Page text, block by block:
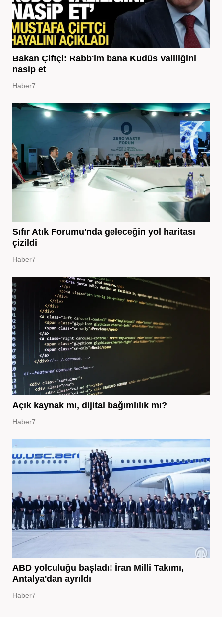
Bakan Çiftçi: Rabb'im bana Kudüs Valiliğini
nasip et
Haber7
Sıfır Atık Forumu'nda geleceğin yol haritası
çizildi
Haber7
Açık kaynak mı, dijital bağımlılık mı?
Haber7
ABD yolculuğu başladı! İran Milli Takımı,
Antalya'dan ayrıldı
Haber7